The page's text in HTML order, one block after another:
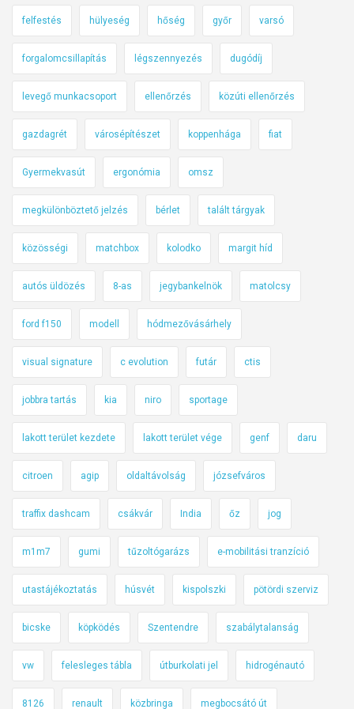
felfestés hülyeség hőség győr varsó
forgalomcsillapítás légszennyezés dugódíj
levegő munkacsoport ellenőrzés közúti ellenőrzés
gazdagrét városépítészet koppenhága fiat
Gyermekvasút ergonómia omsz
megkülönböztető jelzés bérlet talált tárgyak
közösségi matchbox kolodko margit híd
autós üldözés 8-as jegybankelnök matolcsy
ford f150 modell hódmezővásárhely
visual signature c evolution futár ctis
jobbra tartás kia niro sportage
lakott terület kezdete lakott terület vége genf daru
citroen agip oldaltávolság józsefváros
traffix dashcam csákvár India őz jog
m1m7 gumi tűzoltógarázs e-mobilitási tranzíció
utastájékoztatás húsvét kispolszki pötördi szerviz
bicske köpködés Szentendre szabálytalanság
vw felesleges tábla útburkolati jel hidrogénautó
8126 renault közbringa megbocsátó út